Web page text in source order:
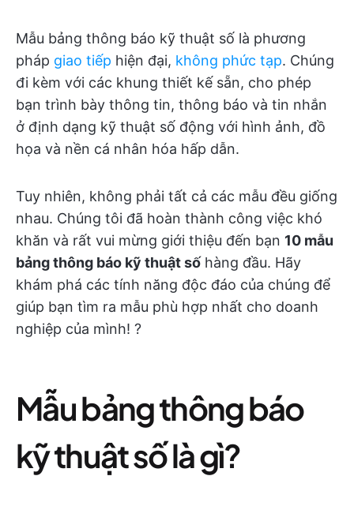
Mẫu bảng thông báo kỹ thuật số là phương
pháp giao tiếp hiện đại, không phức tạp. Chúng
đi kèm với các khung thiết kế sẵn, cho phép
bạn trình bày thông tin, thông báo và tin nhắn
ở định dạng kỹ thuật số động với hình ảnh, đồ
họa và nền cá nhân hóa hấp dẫn.
Tuy nhiên, không phải tất cả các mẫu đều giống
nhau. Chúng tôi đã hoàn thành công việc khó
khăn và rất vui mừng giới thiệu đến bạn 10 mẫu
bảng thông báo kỹ thuật số hàng đầu. Hãy
khám phá các tính năng độc đáo của chúng để
giúp bạn tìm ra mẫu phù hợp nhất cho doanh
nghiệp của mình! ?
Mẫu bảng thông báo
kỹ thuật số là gì?